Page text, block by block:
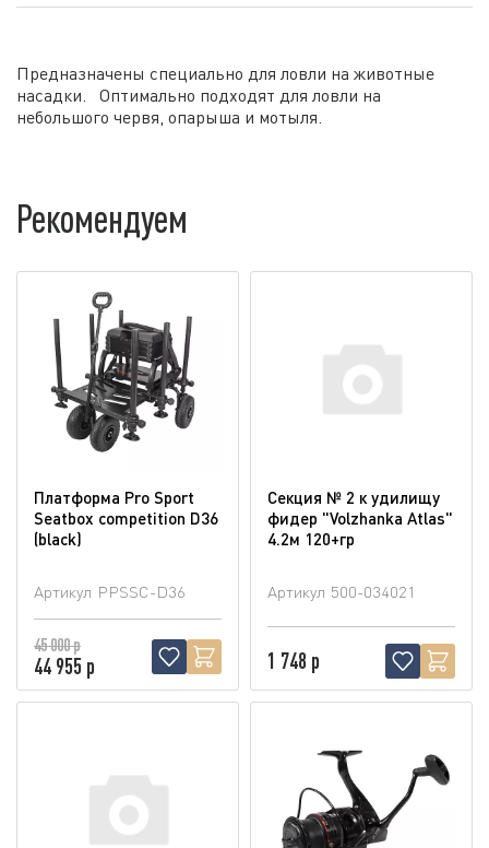
Предназначены специально для ловли на животные
насадки. Оптимально подходят для ловли на
небольшого червя, опарыша и мотыля.
Рекомендуем
Платформа Pro Sport
Seatbox competition D36
(blaсk)
Артикул PPSSC-D36
45 000 р
44 955 р
Секция № 2 к удилищу
фидер "Volzhanka Atlas"
4.2м 120+гр
Артикул 500-034021
1 748 р